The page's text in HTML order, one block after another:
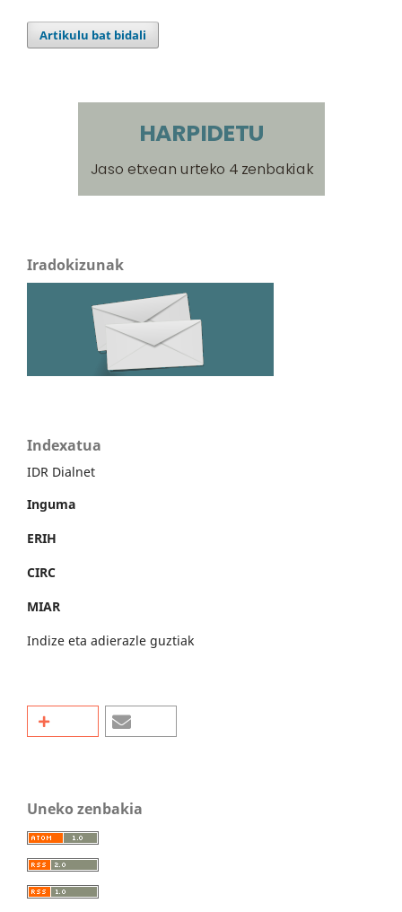
Artikulu bat bidali
Iradokizunak
Indexatua
IDR Dialnet
Inguma
ERIH
CIRC
MIAR
Indize eta adierazle guztiak
Uneko zenbakia